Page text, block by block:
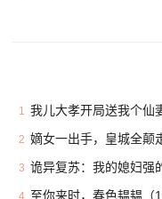
1 我儿大孝开局送我个仙
2 嫡女一出手，皇城全颠
3 诡异复苏：我的媳妇强
至你来时，春色韫韫（